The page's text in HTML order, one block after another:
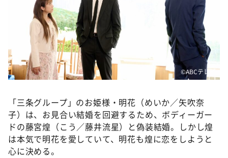
新婚さんいらっしゃい！
ポツンと一軒家
ザキ山小屋本館
ぺこぱのまるスポ
アナ回覧板
©️ABCテレビ
「三条グループ」のお姫様・明花（めいか／矢吹奈
子）は、お見合い結婚を回避するため、ボディーガー
ドの藤宮煌（こう／藤井流星）と偽装結婚。しかし煌
は本気で明花を愛していて、明花も煌に恋をしようと
心に決める。